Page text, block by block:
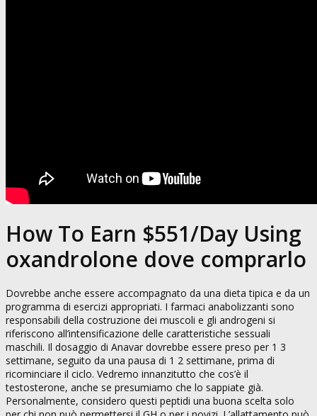
How To Earn $551/Day Using
oxandrolone dove comprarlo
Dovrebbe anche essere accompagnato da una dieta tipica e da un
programma di esercizi appropriati. I farmaci anabolizzanti sono
responsabili della costruzione dei muscoli e gli androgeni si
riferiscono all’intensificazione delle caratteristiche sessuali
maschili. Il dosaggio di Anavar dovrebbe essere preso per 1 3
settimane, seguito da una pausa di 1 2 settimane, prima di
ricominciare il ciclo. Vedremo innanzitutto che cos’è il
testosterone, anche se presumiamo che lo sappiate già.
Personalmente, considero questi peptidi una buona scelta solo